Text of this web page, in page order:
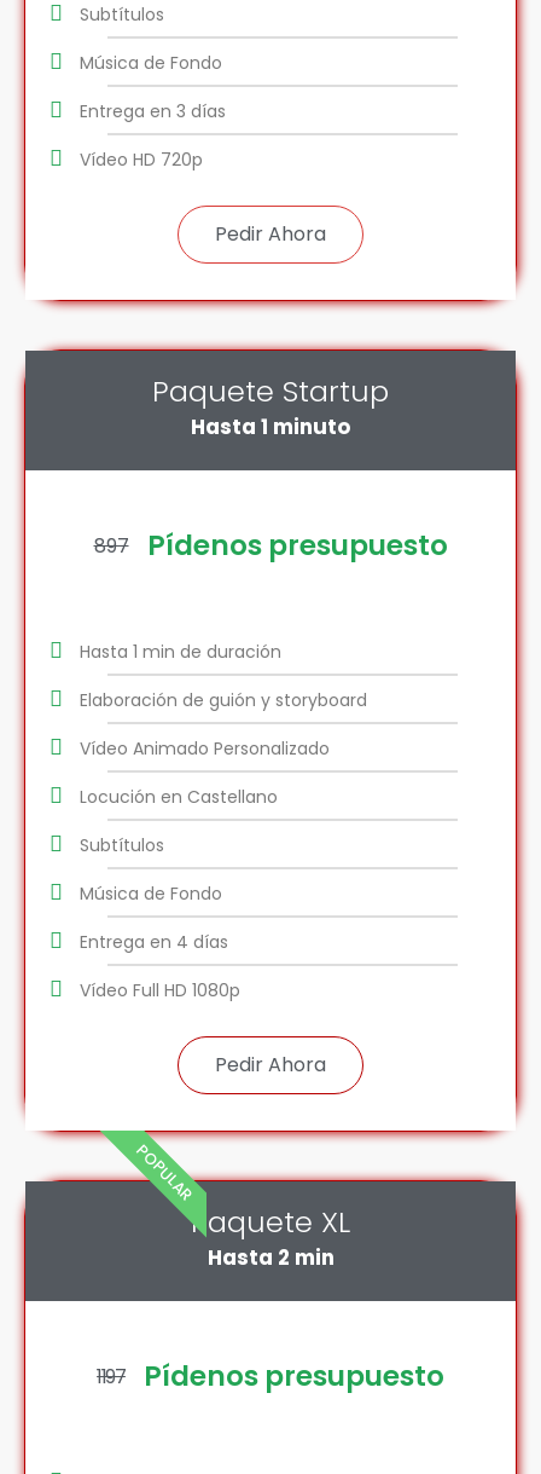
Subtítulos
Música de Fondo
Entrega en 3 días
Vídeo HD 720p
Pedir Ahora
Paquete Startup
Hasta 1 minuto
897 Pídenos presupuesto
Hasta 1 min de duración
Elaboración de guión y storyboard
Vídeo Animado Personalizado
Locución en Castellano
Subtítulos
Música de Fondo
Entrega en 4 días
Vídeo Full HD 1080p
Pedir Ahora
POPULAR
Paquete XL
Hasta 2 min
1197 Pídenos presupuesto